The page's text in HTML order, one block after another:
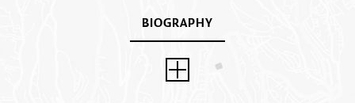
BIOGRAPHY